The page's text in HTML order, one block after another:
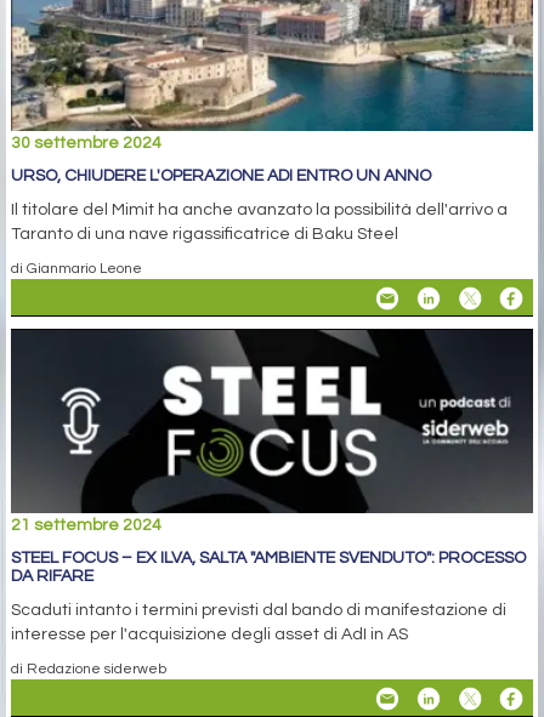
30 settembre 2024
URSO, CHIUDERE L'OPERAZIONE ADI ENTRO UN ANNO
Il titolare del Mimit ha anche avanzato la possibilità dell'arrivo a
Taranto di una nave rigassificatrice di Baku Steel
di Gianmario Leone
21 settembre 2024
STEEL FOCUS – EX ILVA, SALTA "AMBIENTE SVENDUTO": PROCESSO
DA RIFARE
Scaduti intanto i termini previsti dal bando di manifestazione di
interesse per l'acquisizione degli asset di AdI in AS
di Redazione siderweb